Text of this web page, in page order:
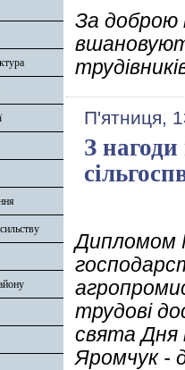
За доброю
П'ятниця,
З
Дипломом
трудові
свята Дня
Яромчук -